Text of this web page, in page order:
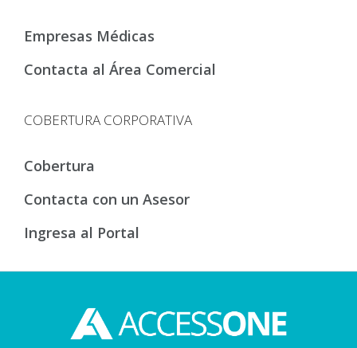
Empresas Médicas
Contacta al Área Comercial
COBERTURA CORPORATIVA
Cobertura
Contacta con un Asesor
Ingresa al Portal